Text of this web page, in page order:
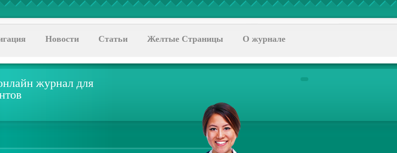
Новости Статьи Желтые Страницы О журнале
журнал для